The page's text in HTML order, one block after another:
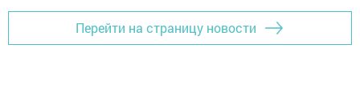
Перейти на страницу новости